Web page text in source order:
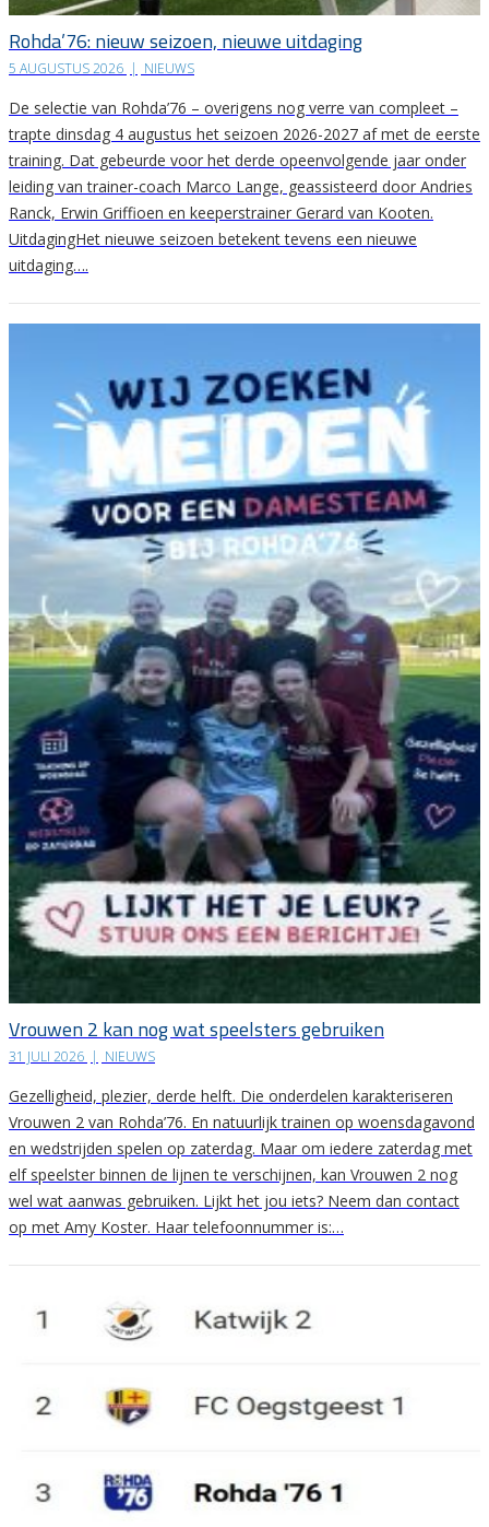
Rohda’76: nieuw seizoen, nieuwe uitdaging
5 AUGUSTUS 2026 | NIEUWS
De selectie van Rohda’76 – overigens nog verre van compleet –
trapte dinsdag 4 augustus het seizoen 2026-2027 af met de eerste
training. Dat gebeurde voor het derde opeenvolgende jaar onder
leiding van trainer-coach Marco Lange, geassisteerd door Andries
Ranck, Erwin Griffioen en keeperstrainer Gerard van Kooten.
UitdagingHet nieuwe seizoen betekent tevens een nieuwe
uitdaging….
Vrouwen 2 kan nog wat speelsters gebruiken
31 JULI 2026 | NIEUWS
Gezelligheid, plezier, derde helft. Die onderdelen karakteriseren
Vrouwen 2 van Rohda’76. En natuurlijk trainen op woensdagavond
en wedstrijden spelen op zaterdag. Maar om iedere zaterdag met
elf speelster binnen de lijnen te verschijnen, kan Vrouwen 2 nog
wel wat aanwas gebruiken. Lijkt het jou iets? Neem dan contact
op met Amy Koster. Haar telefoonnummer is:…